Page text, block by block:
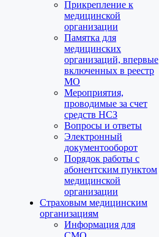
Прикрепление к
медицинской
организации
Памятка для
медицинских
организаций, впервые
включенных в реестр
МО
Мероприятия,
проводимые за счет
средств НСЗ
Вопросы и ответы
Электронный
документооборот
Порядок работы с
абонентским пунктом
медицинской
организации
Страховым медицинским
организациям
Информация для